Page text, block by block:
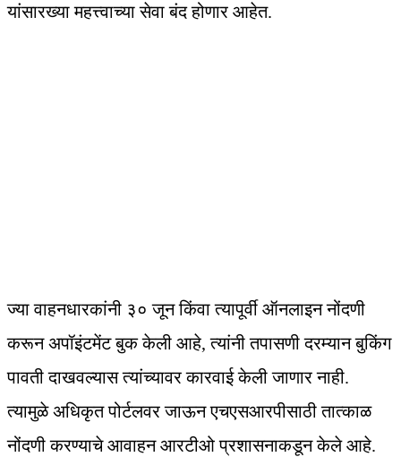
यांसारख्या महत्त्वाच्या सेवा बंद होणार आहेत.
ज्या वाहनधारकांनी ३० जून किंवा त्यापूर्वी ऑनलाइन नोंदणी
करून अपॉइंटमेंट बुक केली आहे, त्यांनी तपासणी दरम्यान बुकिंग
पावती दाखवल्यास त्यांच्यावर कारवाई केली जाणार नाही.
त्यामुळे अधिकृत पोर्टलवर जाऊन एचएसआरपीसाठी तात्काळ
नोंदणी करण्याचे आवाहन आरटीओ प्रशासनाकडून केले आहे.